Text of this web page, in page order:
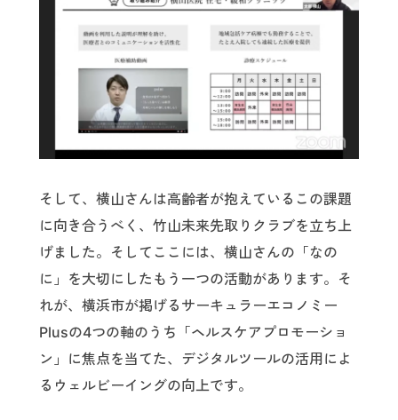
そして、横山さんは高齢者が抱えているこの課題
に向き合うべく、竹山未来先取りクラブを立ち上
げました。そしてここには、横山さんの「なの
に」を大切にしたもう一つの活動があります。そ
れが、横浜市が掲げるサーキュラーエコノミー
Plusの4つの軸のうち「ヘルスケアプロモーショ
ン」に焦点を当てた、デジタルツールの活用によ
るウェルビーイングの向上です。